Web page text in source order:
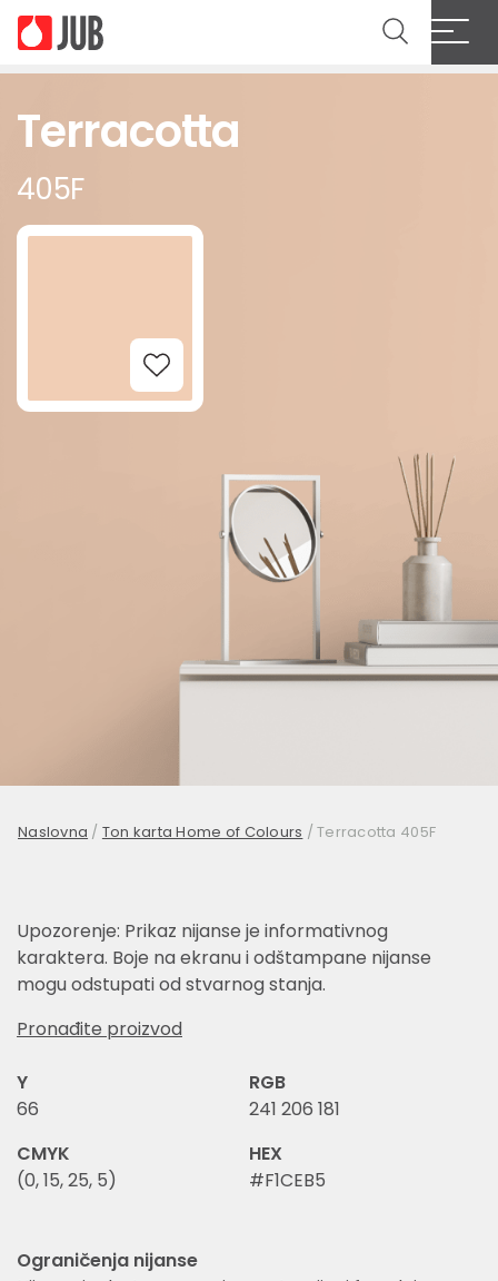
Terracotta
405F
Add to Wishlist
Naslovna / Ton karta Home of Colours /Terracotta 405F
Upozorenje: Prikaz nijanse je informativnog
karaktera. Boje na ekranu i odštampane nijanse
mogu odstupati od stvarnog stanja.
Pronađite proizvod
Y
66
RGB
241 206 181
CMYK
(0, 15, 25, 5)
HEX
#F1CEB5
Ograničenja nijanse